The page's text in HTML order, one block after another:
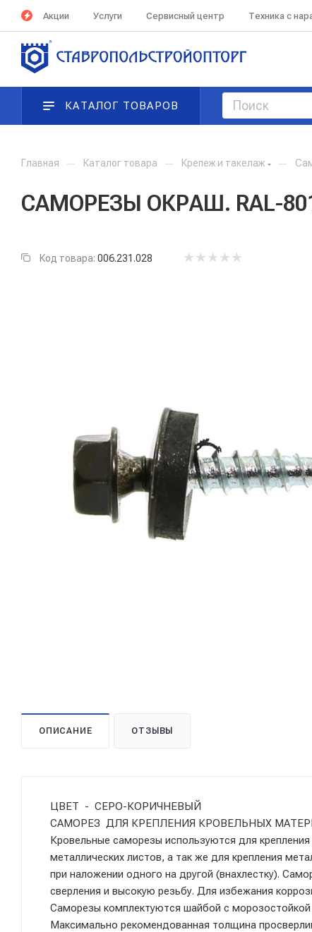
Акции Услуги Сервисный центр Техника с
КАТАЛОГ ТОВАРОВ
Главная — Каталог товара — Крепеж и такелаж —
САМОРЕЗЫ ОКРАШ. RAL-
Код товара: 006.231.028
ОПИСАНИЕ ОТЗЫВЫ
ЦВЕТ - СЕРО-КОРИЧНЕВЫЙ
САМОРЕЗ ДЛЯ КРЕПЛЕНИЯ КРОВЕЛЬНЫХ
Кровельные саморезы используются для
металлических листов, а так же для крепления
при наложении одного на другой (внахлестку).
сверления и высокую резьбу. Для избежания
Саморезы комплектуются шайбой с морозостойкой
Максимально рекомендованная толщина